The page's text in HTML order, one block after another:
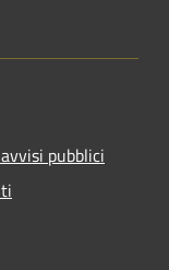
pubblici